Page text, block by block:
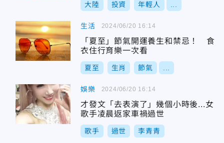
大陸 投資 年輕人
生活
「夏至」節氣開運養生和禁忌！ 食
衣住行育樂一次看
夏至 生肖 節氣
2024/06/20 16:14
娛樂
才發文「去表演了」幾個小時後...女
歌手凌晨返家車禍過世
歌手 過世 李青青
2024/06/20 16:14